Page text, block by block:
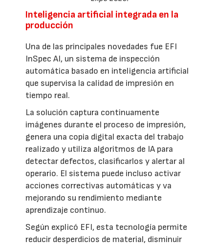
Inteligencia artificial integrada en la
producción
Una de las principales novedades fue EFI
InSpec AI, un sistema de inspección
automática basado en inteligencia artificial
que supervisa la calidad de impresión en
tiempo real.
La solución captura continuamente
imágenes durante el proceso de impresión,
genera una copia digital exacta del trabajo
realizado y utiliza algoritmos de IA para
detectar defectos, clasificarlos y alertar al
operario. El sistema puede incluso activar
acciones correctivas automáticas y va
mejorando su rendimiento mediante
aprendizaje continuo.
Según explicó EFI, esta tecnología permite
reducir desperdicios de material, disminuir